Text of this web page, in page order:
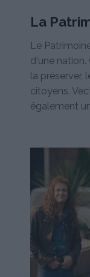
La
Le
d'une
la préserver,
citoyens.
également